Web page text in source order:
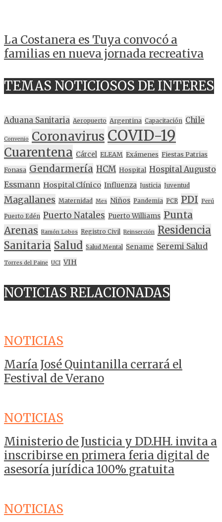
La Costanera es Tuya convocó a
familias en nueva jornada recreativa
TEMAS NOTICIOSOS DE INTERES
Aduana Sanitaria Aeropuerto Argentina Capacitación Chile
Convenio Coronavirus COVID-19
Cuarentena Cárcel ELEAM Exámenes Fiestas Patrias
Fonasa Gendarmería HCM Hospital Hospital Augusto
Essmann Hospital Clínico Influenza Justicia Juventud
Magallanes Maternidad Mes Niños Pandemia PCR PDI Perú
Puerto Edén Puerto Natales Puerto Williams Punta
Arenas Ramón Lobos Registro Civil Reinserción
Residencia
Sanitaria Salud Salud Mental Sename Seremi Salud
Torres del Paine UCI VIH
NOTICIAS RELACIONADAS
NOTICIAS
María José Quintanilla cerrará el
Festival de Verano
NOTICIAS
Ministerio de Justicia y DD.HH. invita a
inscribirse en primera feria digital de
asesoría jurídica 100% gratuita
NOTICIAS